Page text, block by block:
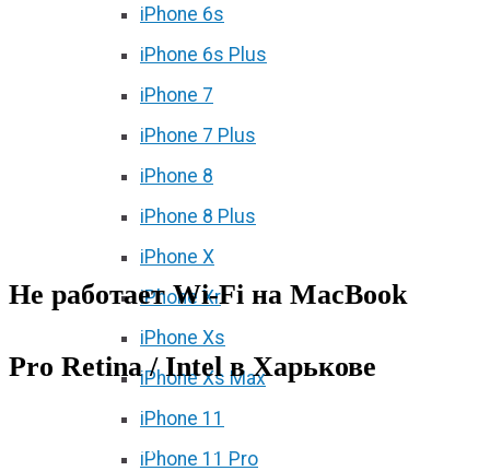
iPhone 6s
iPhone 6s Plus
iPhone 7
iPhone 7 Plus
iPhone 8
iPhone 8 Plus
iPhone X
iPhone Xr
iPhone Xs
iPhone Xs Max
iPhone 11
iPhone 11 Pro
Не работает Wi‑Fi на MacBook
Pro Retina / Intel в Харькове
Не работает Wi‑Fi на MacBook Pro